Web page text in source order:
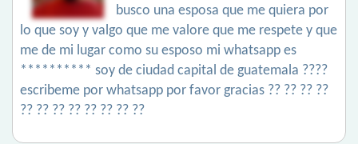
busco una esposa que me quiera por
lo que soy y valgo que me valore que me respete y que
me de mi lugar como su esposo mi whatsapp es
********** soy de ciudad capital de guatemala ????
escribeme por whatsapp por favor gracias ?? ?? ?? ??
?? ?? ?? ?? ?? ?? ?? ??